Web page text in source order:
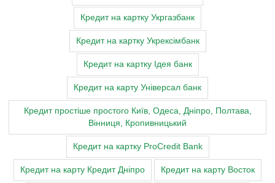
Кредит на картку Укргазбанк
Кредит на картку Укрексімбанк
Кредит на картку Ідея банк
Кредит на карту Універсал банк
Кредит простіше простого Київ, Одеса, Дніпро, Полтава,
Вінниця, Кропивницький
Кредит на картку ProCredit Bank
Кредит на карту Кредит Дніпро Кредит на карту Восток